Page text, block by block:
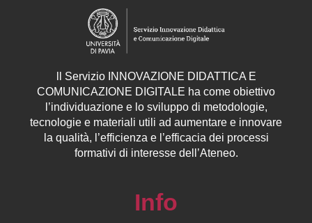
Servizio INNOVAZIONE DIDATTICA E
COMUNICAZIONE DIGITALE ha come obiettivo
l’individuazione e lo sviluppo di metodologie,
tecnologie e materiali utili ad aumentare e innovare
la qualità, l’efficienza e l’efficacia dei processi
formativi di interesse dell’Ateneo.
Info